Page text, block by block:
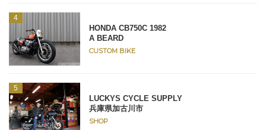
HONDA CB750C 1982
A BEARD
CUSTOM BIKE
LUCKYS CYCLE SUPPLY
兵庫県加古川市
SHOP